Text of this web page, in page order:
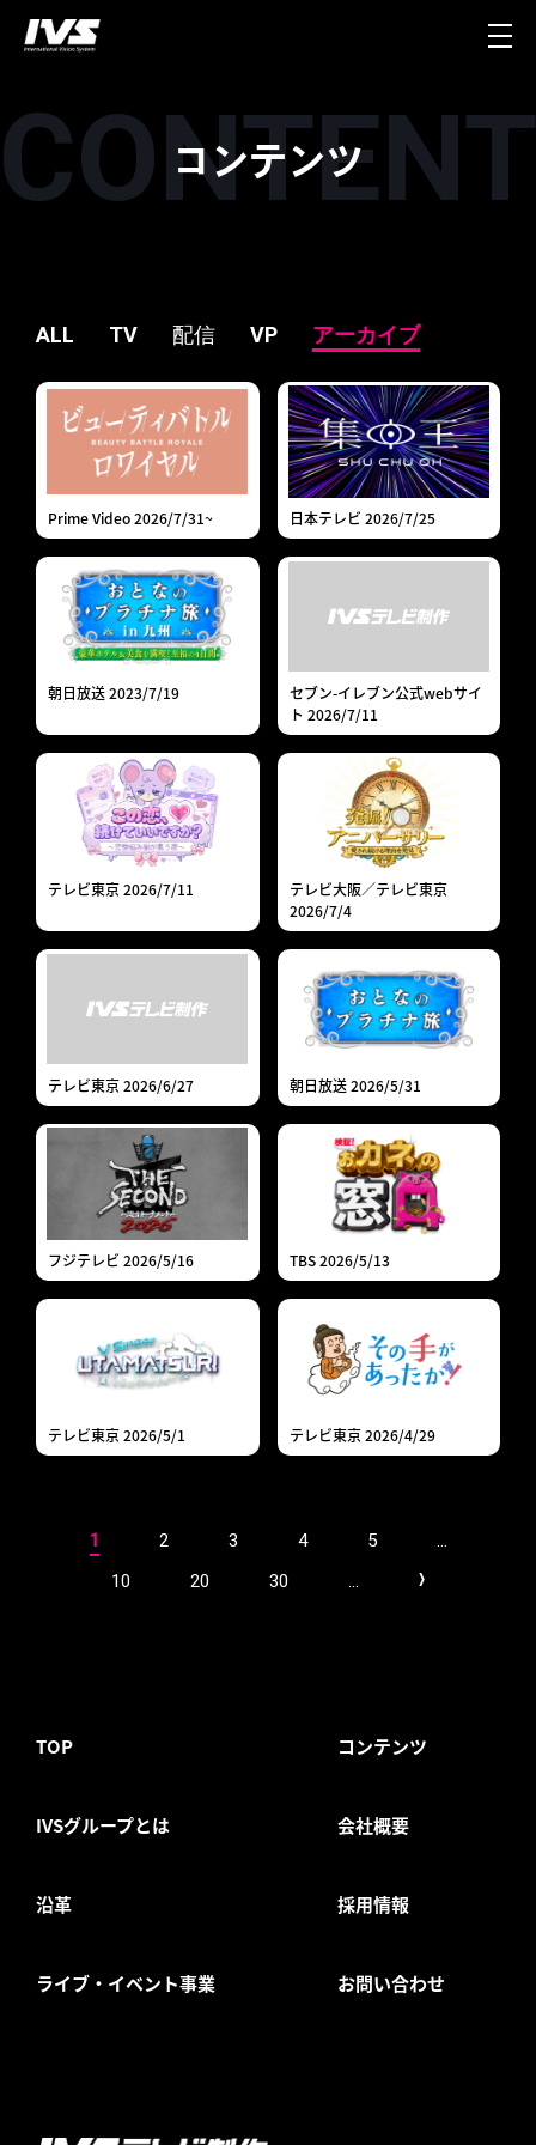
コンテンツ
ALL TV 配信 VP アーカイブ
Prime Video 2026/7/31~ 日本テレビ 2026/7/25
朝日放送 2023/7/19
セブン-イレブン公式webサイ
ト 2026/7/11
テレビ東京 2026/7/11
テレビ大阪／テレビ東京
2026/7/4
テレビ東京 2026/6/27 朝日放送 2026/5/31
フジテレビ 2026/5/16 TBS 2026/5/13
テレビ東京 2026/5/1 テレビ東京 2026/4/29
1 2 3 4 5
...
10
20 30 ... >
TOP コンテンツ
IVSグループとは 会社概要
沿革 採用情報
ライブ・イベント事業 お問い合わせ